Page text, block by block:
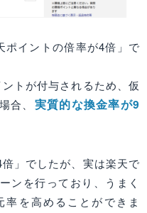
ポイントの倍率が4倍」で
トが付与されるため、仮
合、 実質的な換金率が9
」でしたが、実は楽天で
ンを行っており、うまく
を高めることができま